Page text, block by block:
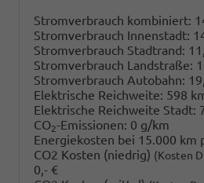
Stromverbrauch kombiniert:
Stromverbrauch Innenstadt:
Stromverbrauch Stadtrand:
Stromverbrauch Landstraße:
Stromverbrauch Autobahn:
Elektrische Reichweite: 598
Elektrische Reichweite Stadt:
CO2-Emissionen: 0 g/km
Energiekosten bei 15.000 km
CO2 Kosten (niedrig) (Kosten
0,- €